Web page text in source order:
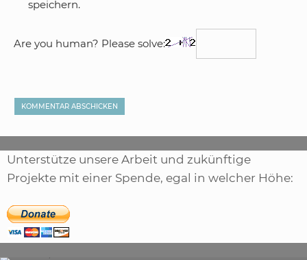
speichern.
Are you human? Please solve:
Unterstütze unsere Arbeit und zukünftige
Projekte mit einer Spende, egal in welcher Höhe: